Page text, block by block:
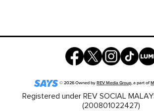
©2026Owned byREV Media Group, a part of
Registered under REV SOCIAL
(200801022427)